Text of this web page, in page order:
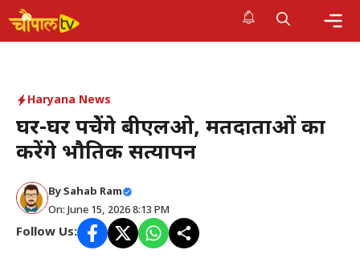
Skip
to
Haryana News
घर-घर पहुंचेंगे बीएलओ, मतदाताओं का
करेंगे भौतिक सत्यापन
By Sahab Ram
On: June 15, 2026 8:13 PM
Follow Us: